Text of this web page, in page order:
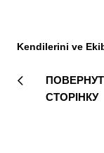
Kendilerini ve
СТОРІНКУ